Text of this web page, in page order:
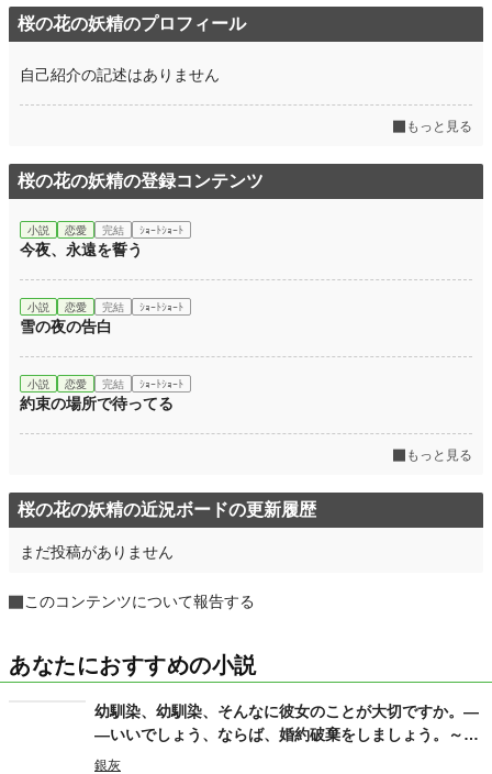
月間ポイント 0 pt (228,882 位)
累計ポイント 361 pt (224,568 位)
桜の花の妖精のプロフィール
自己紹介の記述はありません
もっと見る
桜の花の妖精の登録コンテンツ
小説 恋愛 完結 ｼｮｰﾄｼｮｰﾄ
今夜、永遠を誓う
小説 恋愛 完結 ｼｮｰﾄｼｮｰﾄ
雪の夜の告白
小説 恋愛 完結 ｼｮｰﾄｼｮｰﾄ
約束の場所で待ってる
もっと見る
桜の花の妖精の近況ボードの更新履歴
まだ投稿がありません
このコンテンツについて報告する
あなたにおすすめの小説
幼馴染、幼馴染、そんなに彼女のことが大切ですか。―
―いいでしょう、ならば、婚約破棄をしましょう。～病
弱な幼馴染の彼女は、実は……～
銀灰